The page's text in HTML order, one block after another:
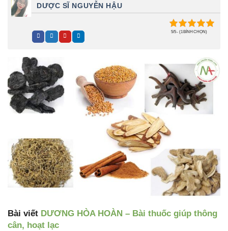
DƯỢC SĨ NGUYỄN HẬU
5/5 - (1 BÌNH CHỌN)
Bài viết DƯƠNG HÒA HOÀN – Bài thuốc giúp thông
cân, hoạt lạc